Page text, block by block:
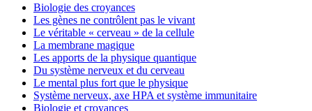
Biologie des croyances
Les gènes ne contrôlent pas le vivant
Le véritable « cerveau » de la cellule
La membrane magique
Les apports de la physique quantique
Du système nerveux et du cerveau
Le mental plus fort que le physique
Système nerveux, axe HPA et système immunitaire
Biologie et croyances